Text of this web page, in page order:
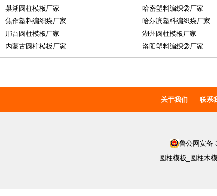
巢湖圆柱模板厂家
哈密塑料编织袋厂家
焦作塑料编织袋厂家
哈尔滨塑料编织袋厂家
邢台圆柱模板厂家
湖州圆柱模板厂家
内蒙古圆柱模板厂家
洛阳塑料编织袋厂家
关于我们 联系
鲁公网安备
圆柱模板_圆柱木